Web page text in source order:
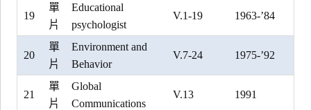
19
單
片
Educational
psychologist
V.1-19 1963-’84
20
單
片
Environment and
Behavior
V.7-24 1975-’92
21
單
片
Global
Communications
V.13 1991